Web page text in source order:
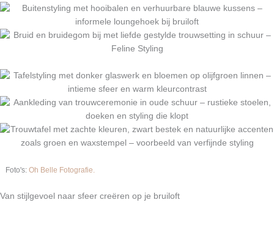
Foto's: Oh Belle Fotografie.
Van stijlgevoel naar sfeer creëren op je bruiloft